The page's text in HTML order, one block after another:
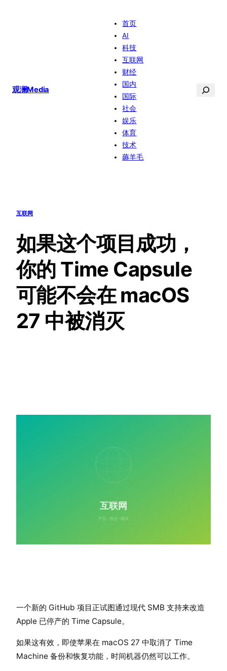
观澜Media
首页
AI
科技
互联网
财经
国内
国际
社会
娱乐
体育
技术
薅羊毛
搜
互联网
如果这个项目成功，
你的 Time Capsule
可能不会在 macOS
27 中被消灭
一个新的 GitHub 项目正试图通过现代 SMB 支持来改造
Apple 已停产的 Time Capsule。
如果这有效，即使苹果在 macOS 27 中取消了 Time
Machine 备份和恢复功能，时间机器仍然可以工作。